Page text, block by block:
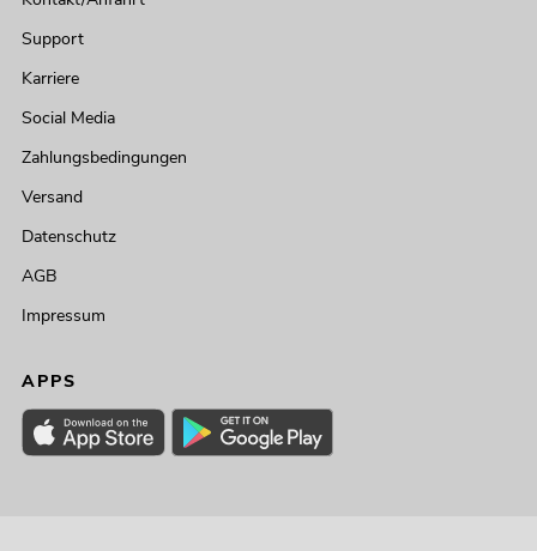
Support
Karriere
Social Media
Zahlungsbedingungen
Versand
Datenschutz
AGB
Impressum
APPS